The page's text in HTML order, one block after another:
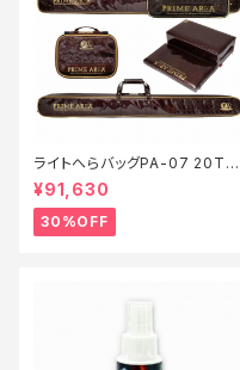
ライトへらバッグPA-07 20TH
ANNIVERSARY Cセット【特価
装備】【30】
¥91,630
30%OFF